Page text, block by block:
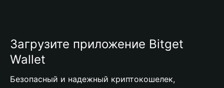
Загрузите приложение Bitget
Wallet
Безопасный и надежный криптокошелек,